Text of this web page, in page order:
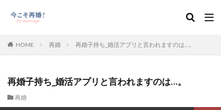
HOME 再婚 再婚子持ち_婚活アプリと言われますのは…。
再婚子持ち_婚活アプリと言われますのは…。
再婚